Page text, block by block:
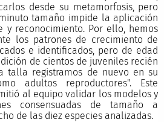
desde su metamorfosis, pero
tamaño impide la aplicación
y reconocimiento. Por ello, hemos
los patrones de crecimiento de
e identificados, pero de edad
de cientos de juveniles recién
talla registramos de nuevo en su
adultos reproductores". Este
al equipo validar los modelos y
consensuadas de tamaño a
de las diez especies analizadas.